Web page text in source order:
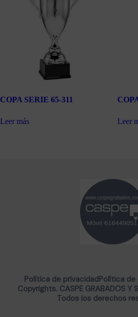
COPA SERIE 65-311
Leer más Leer
Copyrights. CASPE GRABADOS Y
Todos los derechos
Política de privacidadPolítica de